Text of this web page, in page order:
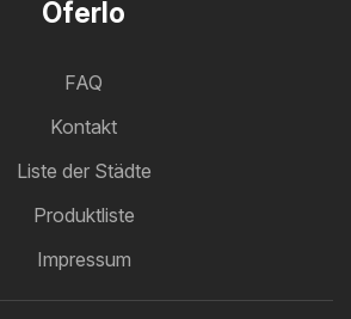
Oferlo
FAQ
Kontakt
Liste der Städte
Produktliste
Impressum